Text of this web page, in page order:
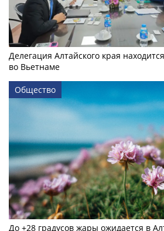
Делегация Алтайского края
во Вьетнаме
Общество
До +28 градусов жары ожидается в